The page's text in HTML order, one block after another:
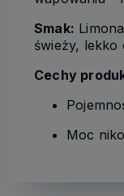
Smak:
świeży, lekko
Cechy
Moc